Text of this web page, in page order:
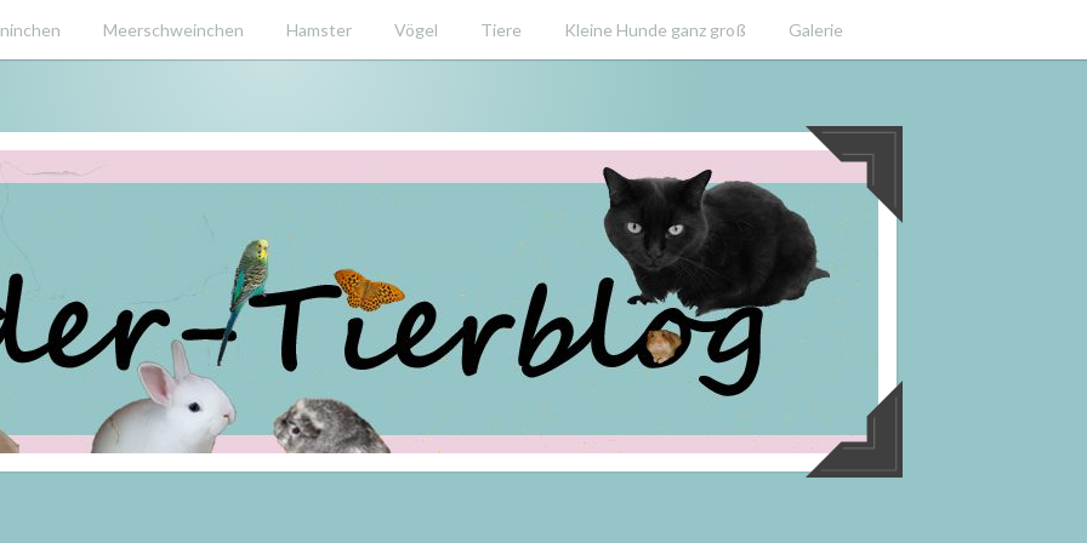
Meerschweinchen Hamster Vögel Tiere Kleine Hunde ganz groß Galerie